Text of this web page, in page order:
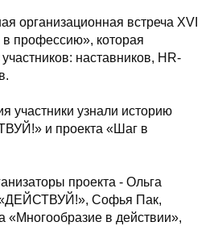
организационная встреча XVI
профессию», которая
наставников, HR-
участники узнали историю
и проекта «Шаг в
проекта - Ольга
Софья Пак,
«Многообразие в действии»,